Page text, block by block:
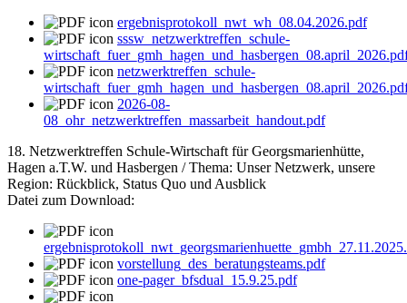
ergebnisprotokoll_nwt_wh_08.04.2026.pdf
sssw_netzwerktreffen_schule-
netzwerktreffen_schule-
2026-08-
08_ohr_netzwerktreffen_massarbeit_handout.pdf
18. Netzwerktreffen Schule-Wirtschaft für Georgsmarienhütte,
Hagen a.T.W. und Hasbergen / Thema: Unser Netzwerk, unsere
Region: Rückblick, Status Quo und Ausblick
Datei zum Download:
vorstellung_des_beratungsteams.pdf
one-pager_bfsdual_15.9.25.pdf